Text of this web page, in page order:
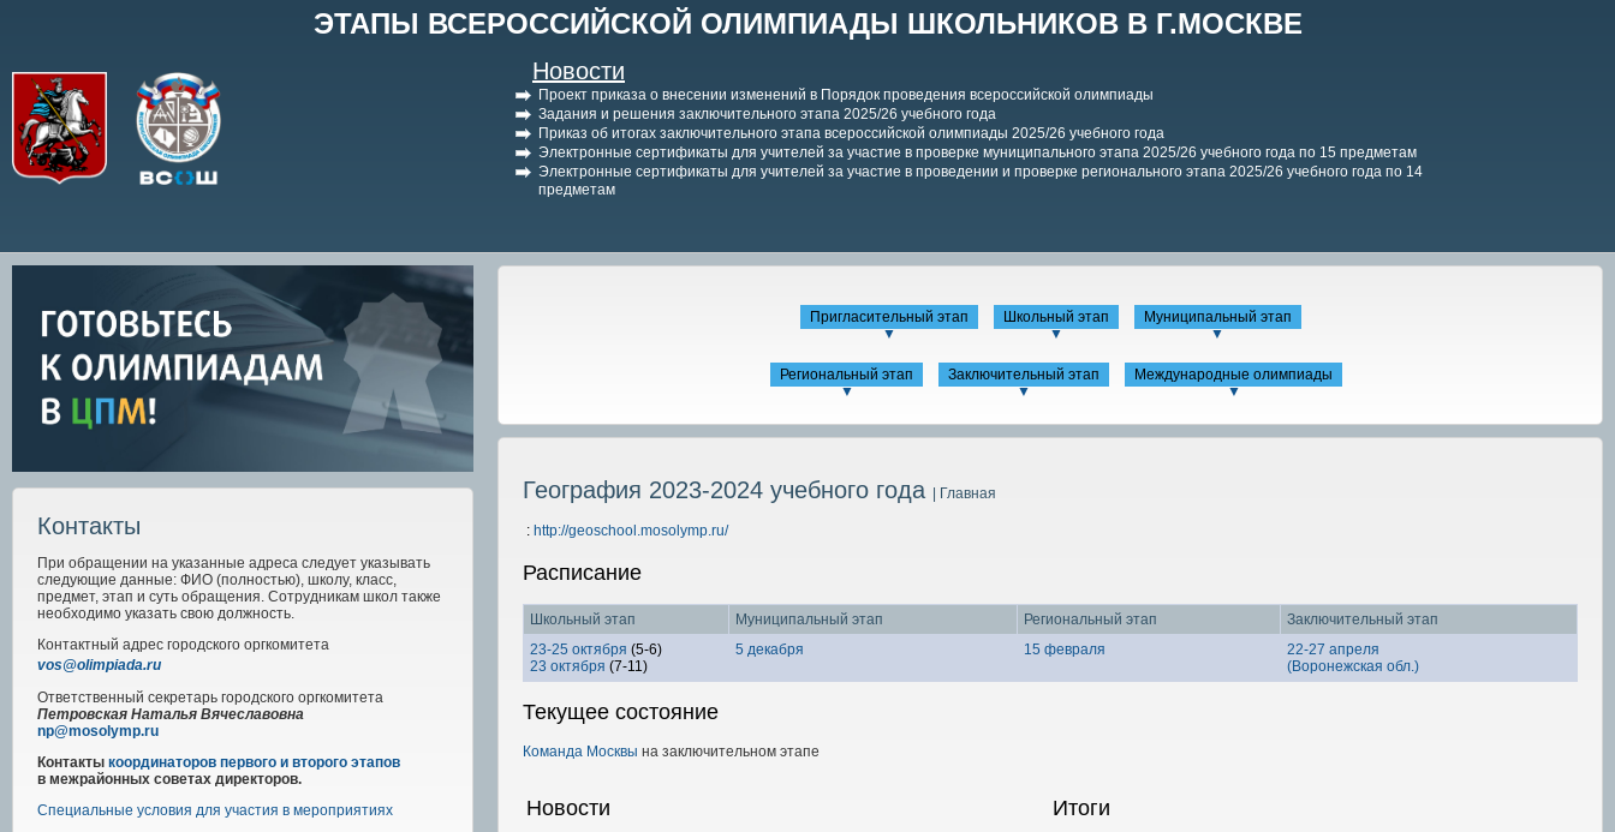
ЭТАПЫ ВСЕРОССИЙСКОЙ ОЛИМПИАДЫ ШКОЛЬНИКОВ В Г.МОСКВЕ
Новости
Проект приказа о внесении изменений в Порядок проведения всероссийской олимпиады
Задания и решения заключительного этапа 2025/26 учебного года
Приказ об итогах заключительного этапа всероссийской олимпиады 2025/26 учебного года
Электронные сертификаты для учителей за участие в проверке муниципального этапа 2025/26 учебного года по 15 предметам
Электронные сертификаты для учителей за участие в проведении и проверке регионального этапа 2025/26 учебного года по 14
предметам
Контакты
При обращении на указанные адреса следует указывать
следующие данные: ФИО (полностью), школу, класс,
предмет, этап и суть обращения. Сотрудникам школ также
необходимо указать свою должность.
Контактный адрес городского оргкомитета
vos@olimpiada.ru
Ответственный секретарь городского оргкомитета
Петровская Наталья Вячеславовна
np@mosolymp.ru
Контакты координаторов первого и второго этапов
в межрайонных советах директоров.
Специальные условия для участия в мероприятиях
Пригласительный этап
▼
Школьный этап
▼
Муниципальный этап
▼
Региональный этап
▼
Заключительный этап
▼
Международные олимпиады
▼
География 2023-2024 учебного года | Главная
: http://geoschool.mosolymp.ru/
Расписание
Школьный этап Муниципальный этап Региональный этап
Заключительный этап
23-25 октября (5-6)
23 октября (7-11)
5 декабря 15 февраля
22-27 апреля
(Воронежская обл.)
Текущее состояние
Команда Москвы на заключительном этапе
Новости Итоги